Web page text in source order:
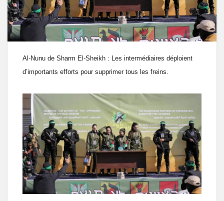
Al-Nunu de Sharm El-Sheikh : Les intermédiaires déploient
d’importants efforts pour supprimer tous les freins.